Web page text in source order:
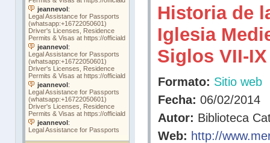
Historia de
Iglesia
Siglos VII-IX
Formato: Sitio web
Fecha: 06/02/2014
Autor: Biblioteca
Web: http://